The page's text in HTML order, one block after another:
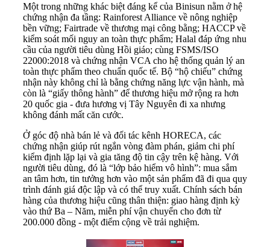
Một trong những khác biệt đáng kể của Binisun nằm ở hệ
chứng nhận đa tầng: Rainforest Alliance về nông nghiệp
bền vững; Fairtrade về thương mại công bằng; HACCP về
kiểm soát mối nguy an toàn thực phẩm; Halal đáp ứng nhu
cầu của người tiêu dùng Hồi giáo; cùng FSMS/ISO
22000:2018 và chứng nhận VCA cho hệ thống quản lý an
toàn thực phẩm theo chuẩn quốc tế. Bộ “hộ chiếu” chứng
nhận này không chỉ là bằng chứng năng lực vận hành, mà
còn là “giấy thông hành” để thương hiệu mở rộng ra hơn
20 quốc gia - đưa hương vị Tây Nguyên đi xa nhưng
không đánh mất căn cước.
Ở góc độ nhà bán lẻ và đối tác kênh HORECA, các
chứng nhận giúp rút ngắn vòng đàm phán, giảm chi phí
kiểm định lặp lại và gia tăng độ tin cậy trên kệ hàng. Với
người tiêu dùng, đó là “lớp bảo hiểm vô hình”: mua sắm
an tâm hơn, tin tưởng hơn vào một sản phẩm đã đi qua quy
trình đánh giá độc lập và có thể truy xuất. Chính sách bán
hàng của thương hiệu cũng thân thiện: giao hàng định kỳ
vào thứ Ba – Năm, miễn phí vận chuyển cho đơn từ
200.000 đồng - một điểm cộng về trải nghiệm.